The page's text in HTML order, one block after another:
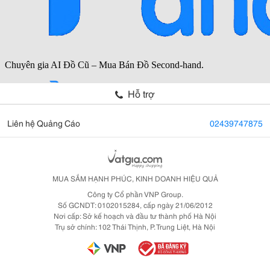
Hỗ trợ
Liên hệ Quảng Cáo 02439747875
MUA SẮM HẠNH PHÚC, KINH DOANH HIỆU QUẢ
Công ty Cổ phần VNP Group.
Số GCNDT: 0102015284, cấp ngày 21/06/2012
Nơi cấp: Sở kế hoạch và đầu tư thành phố Hà Nội
Trụ sở chính: 102 Thái Thịnh, P. Trung Liệt, Hà Nội